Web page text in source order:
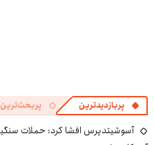
پربازدیدترین پربحث‌ترین